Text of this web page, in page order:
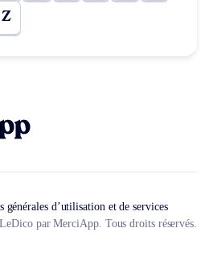
Z
d’utilisation et de services
par MerciApp. Tous droits réservés.